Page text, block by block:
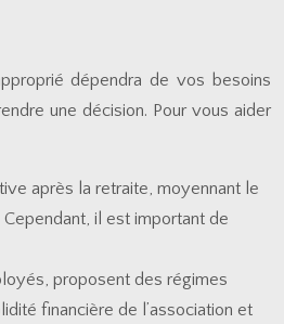
dépendra de vos besoins
une décision. Pour vous aider
après la retraite, moyennant le
il est important de
proposent des régimes
financière de l’association et